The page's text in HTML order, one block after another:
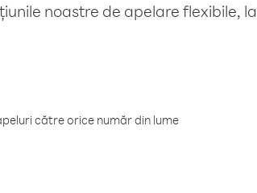
noastre de apelare flexibile, la
către orice număr din lume